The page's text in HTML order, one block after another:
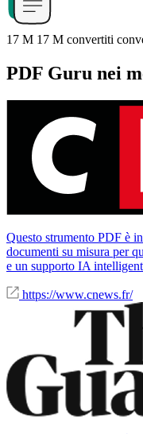
17 M 17 M convertiti
PDF Guru nei
Questo strumento PDF è
documenti su misura per
e un supporto IA
https://www.cnews.fr/